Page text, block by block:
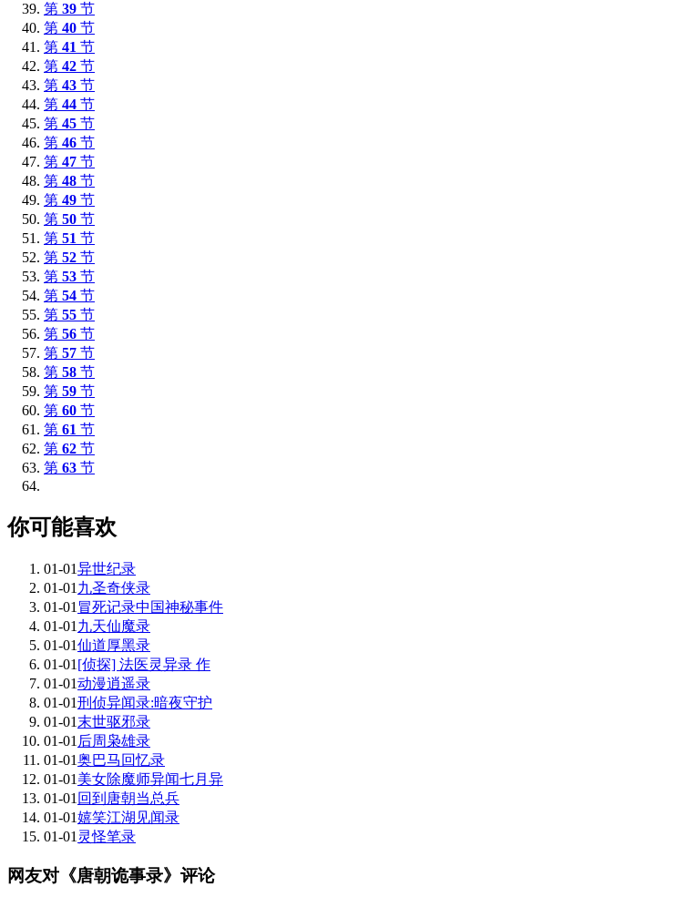
第 39 节
第 40 节
第 41 节
第 42 节
第 43 节
第 44 节
第 45 节
第 46 节
第 47 节
第 48 节
第 49 节
第 50 节
第 51 节
第 52 节
第 53 节
第 54 节
第 55 节
第 56 节
第 57 节
第 58 节
第 59 节
第 60 节
第 61 节
第 62 节
第 63 节
你可能喜欢
01-01异世纪录
01-01 九圣奇侠录
01-01 冒死记录中国神秘事件
01-01 九天仙魔录
01-01仙道厚黑录
01-01 [侦探] 法医灵异录 作
01-01动漫逍遥录
01-01刑侦异闻录:暗夜守护
01-01 末世驱邪录
01-01 后周枭雄录
01-01奥巴马回忆录
01-01 美女除魔师异闻七月异
01-01 回到唐朝当总兵
01-01嬉笑江湖见闻录
01-01 灵怪笔录
网友对《唐朝诡事录》评论